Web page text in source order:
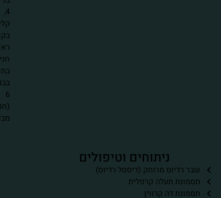
קליניקות
בקומה
ראשונה.
בתשלום
מבקרים)
ניתוחים וטיפולים
שבר רדיוס מרוחק (דיסטל רדיוס)
תסמונת תעלה קרפלית
תסמונת דה קרווין